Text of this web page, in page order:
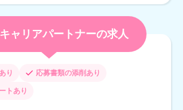
キャリアパートナーの求人
り 応募書類の添削あり
トあり